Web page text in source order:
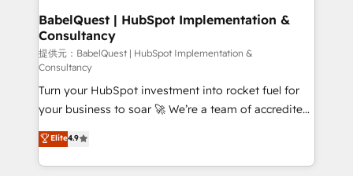
professionals.
operations A little about us: • Boutique 'Elite' team of
12 • 150+ clients across Sales Hub, Marketing Hub,
Service Hub, Data Hub and CMS • ISO/IEC
27001:2022, ISO 9001:2015, and ISO 42001:2023
certified - the AI management standard • GuardHub:
our AI governance framework, built on ISO 42001
Ready for the next step? Click the 👈 '𝗖𝗼𝗻𝘁𝗮𝗰𝘁
𝗯𝘂𝘀𝗶𝗻𝗲𝘀𝘀' button to get in touch (𝘸𝘦'𝘳𝘦 𝘴𝘶𝘱𝘦𝘳
𝘳𝘦𝘴𝘱𝘰𝘯𝘴𝘪𝘷𝘦)
BabelQuest | HubSpot Implementation &
Consultancy
提供元：BabelQuest | HubSpot Implementation &
Consultancy
Turn your HubSpot investment into rocket fuel for
your business to soar 🚀 We’re a team of accredited
HubSpot experts ready to help you. We can
implement the platform into complex business
environments, optimise what you've got and make
Elite4.9